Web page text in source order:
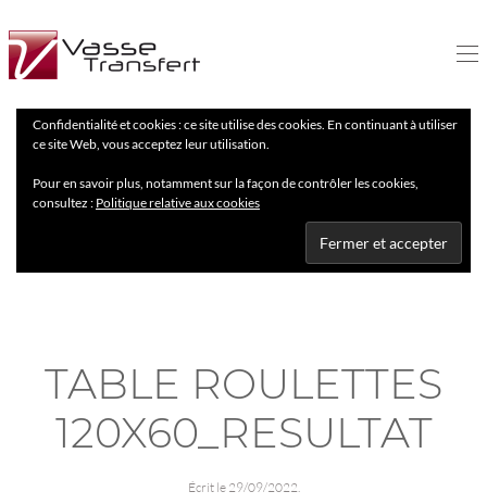
Confidentialité et cookies : ce site utilise des cookies. En continuant à utiliser
ce site Web, vous acceptez leur utilisation.
Pour en savoir plus, notamment sur la façon de contrôler les cookies,
consultez : Politique relative aux cookies
TABLE ROULETTES
120X60_RESULTAT
Écrit le 29/09/2022.